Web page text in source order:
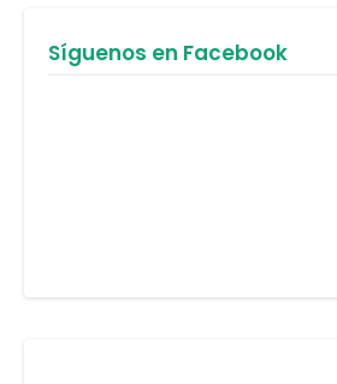
Síguenos en Facebook